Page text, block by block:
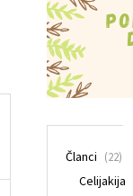
Članci (22)
Celijakija